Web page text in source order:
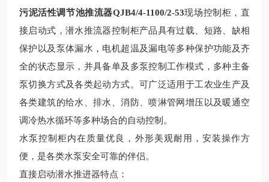
污泥活性调节池推流器QJB4/4-1100/2-53现场控制柜，直
接启动式，潜水推流器控制柜产品具有过载、短路、缺相
保护以及泵体漏水，电机超温及漏电等多种保护功能及齐
全的状态显示，并具备单及多泵控制工作模式，多种主备
泵切换方式及各类起动方式。可广泛适用于工农业生产及
各类建筑的给水、排水、消防、喷淋管网增压以及暖通空
调冷热水循环等多种场合的自动控制。
水泵控制柜内在质量优良，外形美观耐用，安装操作方
便，是各类水泵安全可靠的伴侣。
直接启动潜水推进器特点：